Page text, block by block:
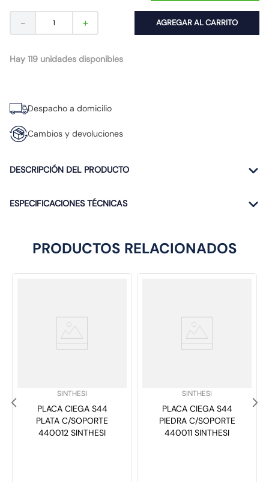
＋
－ AGREGAR AL CARRITO
Hay 119 unidades disponibles
Despacho a domicilio
Cambios y devoluciones
DESCRIPCIÓN DEL PRODUCTO
ESPECIFICACIONES TÉCNICAS
PRODUCTOS RELACIONADOS
SINTHESI
PLACA CIEGA S44
PLATA C/SOPORTE
440012 SINTHESI
SINTHESI
PLACA CIEGA S44
PIEDRA C/SOPORTE
440011 SINTHESI